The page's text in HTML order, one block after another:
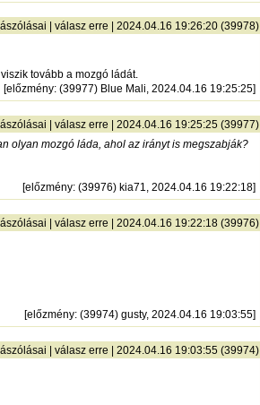
válasz erre | 2024.04.16 19:26:20 (39978)
tovább a mozgó ládát.
[előzmény: (39977) Blue Mali, 2024.04.16 19:25:25]
válasz erre | 2024.04.16 19:25:25 (39977)
olyan mozgó láda, ahol az irányt is megszabják?
[előzmény: (39976) kia71, 2024.04.16 19:22:18]
válasz erre | 2024.04.16 19:22:18 (39976)
[előzmény: (39974) gusty, 2024.04.16 19:03:55]
válasz erre | 2024.04.16 19:03:55 (39974)